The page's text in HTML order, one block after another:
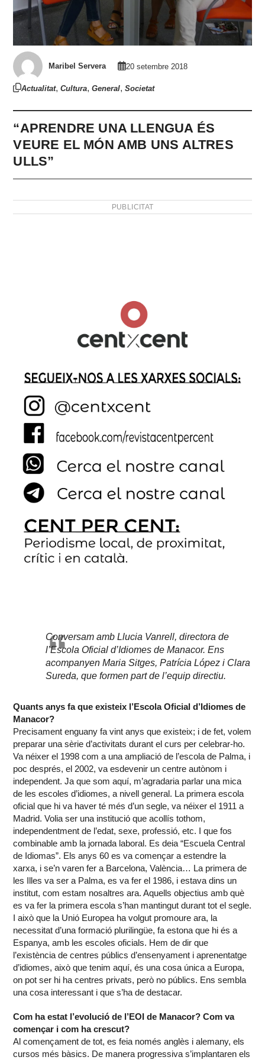
Maribel Servera 20 setembre 2018
Actualitat,Cultura,General,Societat
“APRENDRE UNA LLENGUA ÉS
VEURE EL MÓN AMB UNS ALTRES
ULLS”
PUBLICITAT
Conversam amb Llucia Vanrell, directora de
l’Escola Oficial d’Idiomes de Manacor. Ens
acompanyen Maria Sitges, Patrícia López i Clara
Sureda, que formen part de l’equip directiu.
Quants anys fa que existeix l’Escola Oficial d’Idiomes de
Manacor?
Precisament enguany fa vint anys que existeix; i de fet, volem
preparar una sèrie d’activitats durant el curs per celebrar-ho.
Va néixer el 1998 com a una ampliació de l’escola de Palma, i
poc després, el 2002, va esdevenir un centre autònom i
independent. Ja que som aquí, m’agradaria parlar una mica
de les escoles d’idiomes, a nivell general. La primera escola
oficial que hi va haver té més d’un segle, va néixer el 1911 a
Madrid. Volia ser una institució que acollís tothom,
independentment de l’edat, sexe, professió, etc. I que fos
combinable amb la jornada laboral. Es deia “Escuela Central
de Idiomas”. Els anys 60 es va començar a estendre la
xarxa, i se’n varen fer a Barcelona, València… La primera de
les Illes va ser a Palma, es va fer el 1986, i estava dins un
institut, com estam nosaltres ara. Aquells objectius amb què
es va fer la primera escola s’han mantingut durant tot el segle.
I això que la Unió Europea ha volgut promoure ara, la
necessitat d’una formació plurilingüe, fa estona que hi és a
Espanya, amb les escoles oficials. Hem de dir que
l’existència de centres públics d’ensenyament i aprenentatge
d’idiomes, això que tenim aquí, és una cosa única a Europa,
on pot ser hi ha centres privats, però no públics. Ens sembla
una cosa interessant i que s’ha de destacar.
Com ha estat l’evolució de l’EOI de Manacor? Com va
començar i com ha crescut?
Al començament de tot, es feia només anglès i alemany, els
cursos més bàsics. De manera progressiva s’implantaren els